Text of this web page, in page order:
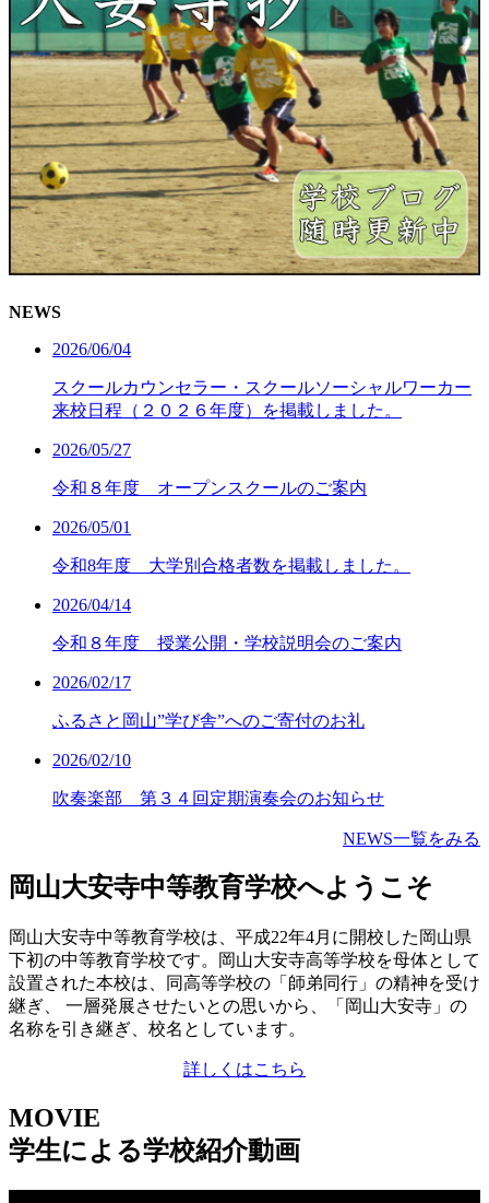
NEWS
2026/06/04
スクールカウンセラー・スクールソーシャルワーカー
来校日程（２０２６年度）を掲載しました。
2026/05/27
令和８年度 オープンスクールのご案内
2026/05/01
令和8年度 大学別合格者数を掲載しました。
2026/04/14
令和８年度 授業公開・学校説明会のご案内
2026/02/17
ふるさと岡山”学び舎”へのご寄付のお礼
2026/02/10
吹奏楽部 第３４回定期演奏会のお知らせ
NEWS一覧をみる
岡山大安寺中等教育学校へようこそ
岡山大安寺中等教育学校は、平成22年4月に開校した岡山県
下初の中等教育学校です。岡山大安寺高等学校を母体として
設置された本校は、同高等学校の「師弟同行」の精神を受け
継ぎ、 一層発展させたいとの思いから、「岡山大安寺」の
名称を引き継ぎ、校名としています。
詳しくはこちら
MOVIE
学生による学校紹介動画